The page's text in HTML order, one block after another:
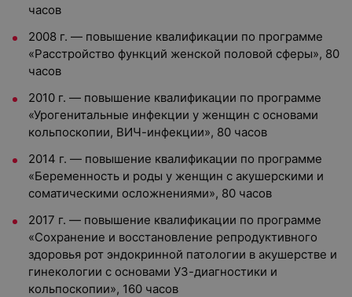
часов
2008 г. — повышение квалификации по программе
«Расстройство функций женской половой сферы», 80
часов
2010 г. — повышение квалификации по программе
«Урогенитальные инфекции у женщин с основами
кольпоскопии, ВИЧ-инфекции», 80 часов
2014 г. — повышение квалификации по программе
«Беременность и роды у женщин с акушерскими и
соматическими осложнениями», 80 часов
2017 г. — повышение квалификации по программе
«Сохранение и восстановление репродуктивного
здоровья рот эндокринной патологии в акушерстве и
гинекологии с основами УЗ-диагностики и
кольпоскопии», 160 часов